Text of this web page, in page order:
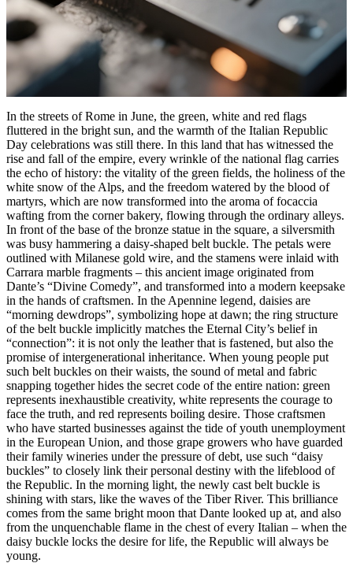
In the streets of Rome in June, the green, white and red flags
fluttered in the bright sun, and the warmth of the Italian Republic
Day celebrations was still there. In this land that has witnessed the
rise and fall of the empire, every wrinkle of the national flag carries
the echo of history: the vitality of the green fields, the holiness of the
white snow of the Alps, and the freedom watered by the blood of
martyrs, which are now transformed into the aroma of focaccia
wafting from the corner bakery, flowing through the ordinary alleys.
In front of the base of the bronze statue in the square, a silversmith
was busy hammering a daisy-shaped belt buckle. The petals were
outlined with Milanese gold wire, and the stamens were inlaid with
Carrara marble fragments – this ancient image originated from
Dante’s “Divine Comedy”, and transformed into a modern keepsake
in the hands of craftsmen. In the Apennine legend, daisies are
“morning dewdrops”, symbolizing hope at dawn; the ring structure
of the belt buckle implicitly matches the Eternal City’s belief in
“connection”: it is not only the leather that is fastened, but also the
promise of intergenerational inheritance. When young people put
such belt buckles on their waists, the sound of metal and fabric
snapping together hides the secret code of the entire nation: green
represents inexhaustible creativity, white represents the courage to
face the truth, and red represents boiling desire. Those craftsmen
who have started businesses against the tide of youth unemployment
in the European Union, and those grape growers who have guarded
their family wineries under the pressure of debt, use such “daisy
buckles” to closely link their personal destiny with the lifeblood of
the Republic. In the morning light, the newly cast belt buckle is
shining with stars, like the waves of the Tiber River. This brilliance
comes from the same bright moon that Dante looked up at, and also
from the unquenchable flame in the chest of every Italian – when the
daisy buckle locks the desire for life, the Republic will always be
young.